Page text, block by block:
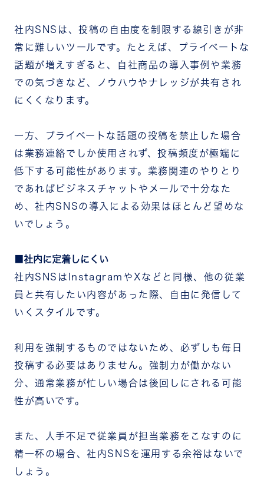
社内SNSは、投稿の自由度を制限する線引きが非
常に難しいツールです。たとえば、プライベートな
話題が増えすぎると、自社商品の導入事例や業務
での気づきなど、ノウハウやナレッジが共有され
にくくなります。
一方、プライベートな話題の投稿を禁止した場合
は業務連絡でしか使用されず、投稿頻度が極端に
低下する可能性があります。業務関連のやりとり
であればビジネスチャットやメールで十分なた
め、社内SNSの導入による効果はほとんど望めな
いでしょう。
社内に定着しにくい
社内SNSはInstagramやXなどと同様、他の従業
員と共有したい内容があった際、自由に発信して
いくスタイルです。
利用を強制するものではないため、必ずしも毎日
投稿する必要はありません。強制力が働かない
分、通常業務が忙しい場合は後回しにされる可能
性が高いです。
また、人手不足で従業員が担当業務をこなすのに
精一杯の場合、社内SNSを運用する余裕はないで
しょう。